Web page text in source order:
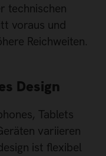
technischen
voraus und
Reichweiten.
Design
Tablets
variieren
ist flexibel